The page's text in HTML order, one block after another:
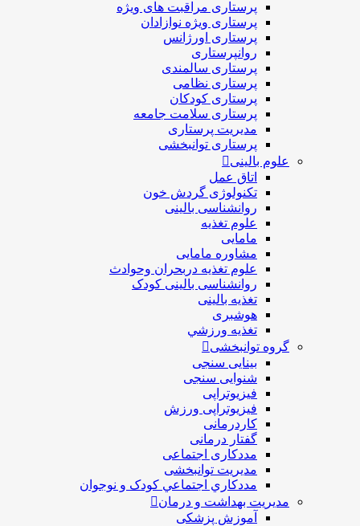
پرستاری مراقبت های ويژه
پرستاری ويژه نوازادان
پرستاری اورژانس
روانپرستاری
پرستاری سالمندی
پرستاری نظامی
پرستاری کودکان
پرستاری سلامت جامعه
مدیریت پرستاری
پرستاری توانبخشی
علوم بالینی
اتاق عمل
تکنولوژی گردش خون
روانشناسی بالینی
علوم تغذیه
مامایی
مشاوره مامایی
علوم تغذیه دربحران وحوادث
روانشناسی بالینی کودک
تغذیه بالینی
هوشبری
تغذيه ورزشي
گروه توانبخشی
بینایی سنجی
شنوایی سنجی
فیزیوتراپی
فیزیوتراپی ورزش
کاردرمانی
گفتار درمانی
مددکاری اجتماعی
مديريت توانبخشی
مددکاري اجتماعي کودک و نوجوان
مدیریت بهداشت و درمان
آموزش پزشکی